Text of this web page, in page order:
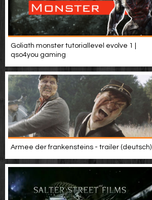
Goliath monster tutoriallevel evolve 1 |
qso4you gaming
Armee der frankensteins - trailer (deutsch)